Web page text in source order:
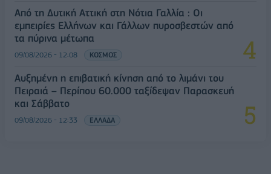
Από τη Δυτική Αττική στη Νότια Γαλλία : Οι
εμπειρίες Ελλήνων και Γάλλων πυροσβεστών από
τα πύρινα μέτωπα
09/08/2026 - 12:08 ΚΟΣΜΟΣ
Αυξημένη η επιβατική κίνηση από το λιμάνι του
Πειραιά – Περίπου 60.000 ταξίδεψαν Παρασκευή
και Σάββατο
09/08/2026 - 12:33 ΕΛΛΑΔΑ